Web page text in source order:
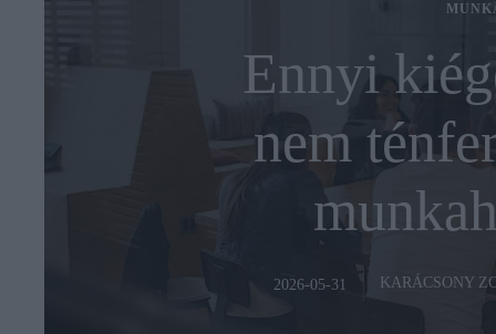
Ennyi
nem
2026-05-31 KARÁCSONY